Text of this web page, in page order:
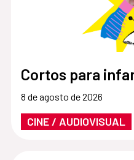
Cortos para
8 de agosto de 2026
CINE / AUDIOVISUAL